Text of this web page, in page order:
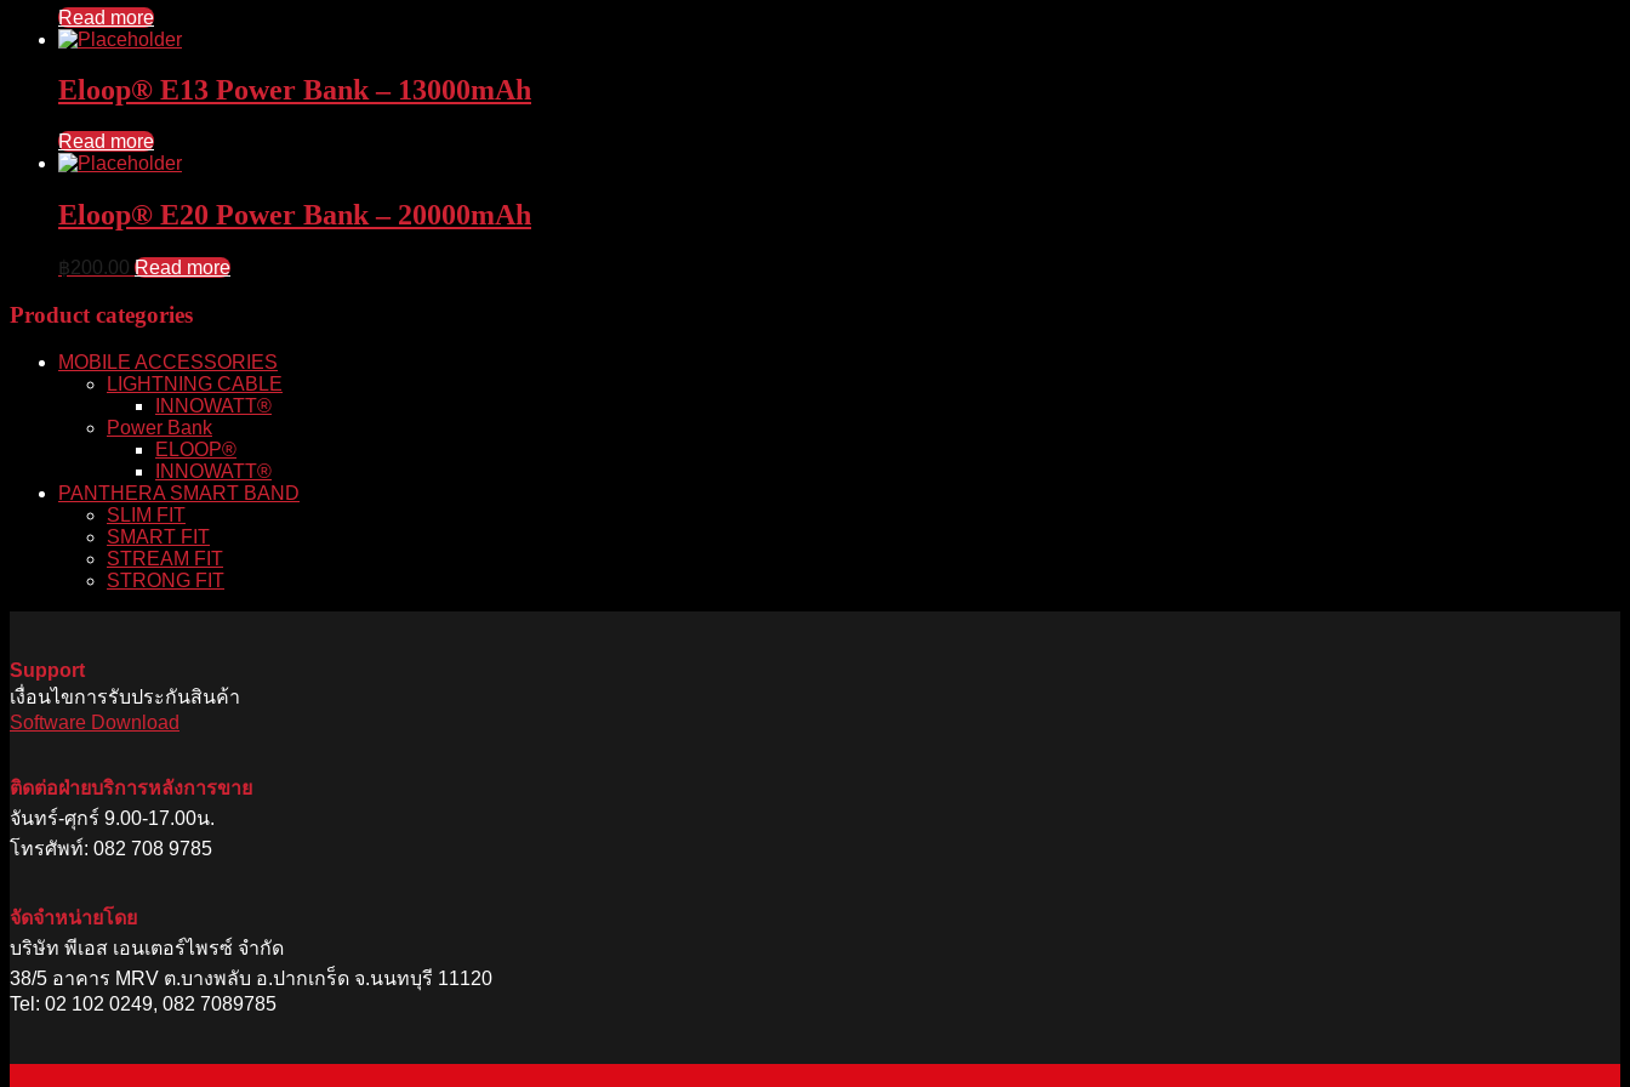
Read more
Eloop® E13 Power Bank – 13000mAh
Read more
Eloop® E20 Power Bank – 20000mAh
฿200.00 Read more
Product categories
MOBILE ACCESSORIES
LIGHTNING CABLE
INNOWATT®
Power Bank
ELOOP®
INNOWATT®
PANTHERA SMART BAND
SLIM FIT
SMART FIT
STREAM FIT
STRONG FIT
Support
เงื่อนไขการรับประกันสินค้า
Software Download
ติดต่อฝ่ายบริการหลังการขาย
จันทร์-ศุกร์ 9.00-17.00น.
โทรศัพท์: 082 708 9785
จัดจำหน่ายโดย
บริษัท พีเอส เอนเตอร์ไพรซ์ จำกัด
38/5 อาคาร MRV ต.บางพลับ อ.ปากเกร็ด จ.นนทบุรี 11120
Tel: 02 102 0249, 082 7089785